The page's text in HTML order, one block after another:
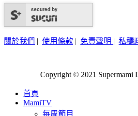
secured by
關於我們 | 使用條款 | 免責聲明 | 私穩
Copyright © 2021 Supermami
首頁
MamiTV
每周節目